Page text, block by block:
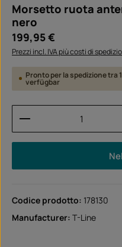
Morsetto ruota
nero
Prezzo normale:
199,95 €
Prezzi incl. IVA più costi di
Pronto per la spedizione tra
verfügbar
Quantità del
Codice prodotto: 178130
Manufacturer: T-Line